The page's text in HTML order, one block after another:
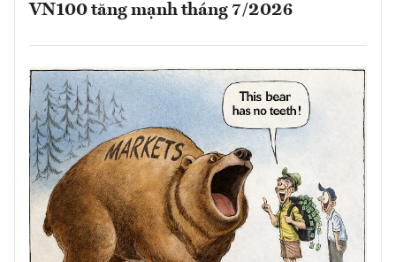
VN100 tăng mạnh tháng 7/2026